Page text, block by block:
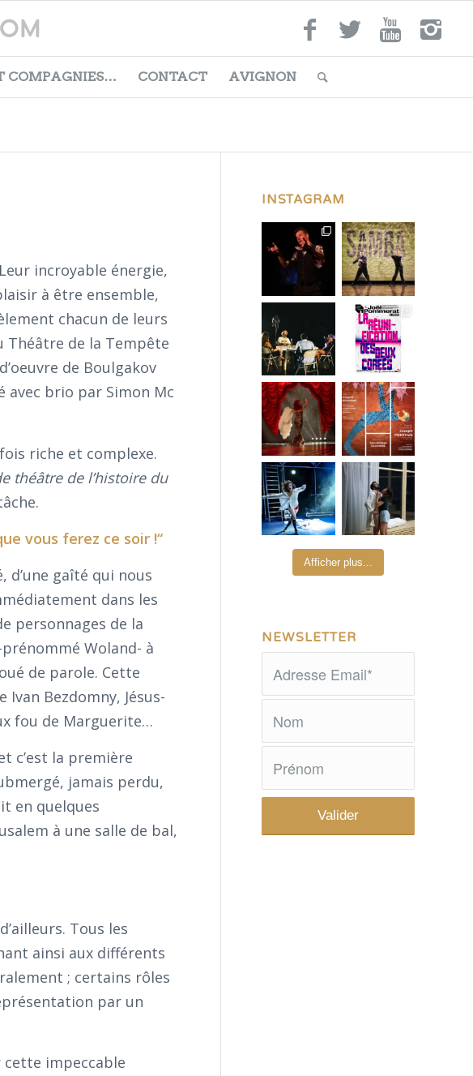
COMPAGNIES… CONTACT AVIGNON
incroyable énergie,
à être ensemble,
chacun de leurs
Théâtre de la Tempête
de Boulgakov
avec brio par Simon Mc
riche et complexe.
théâtre de l’histoire du
vous ferez ce soir !“
d’une gaîté qui nous
dans les
personnages de la
Woland- à
de parole. Cette
Bezdomny, Jésus-
fou de Marguerite…
c’est la première
jamais perdu,
en quelques
à une salle de bal,
Tous les
ainsi aux différents
; certains rôles
par un
cette impeccable
INSTAGRAM
Afficher plus...
NEWSLETTER